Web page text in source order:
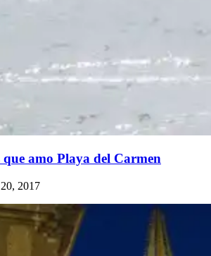
amo Playa del Carmen
2017